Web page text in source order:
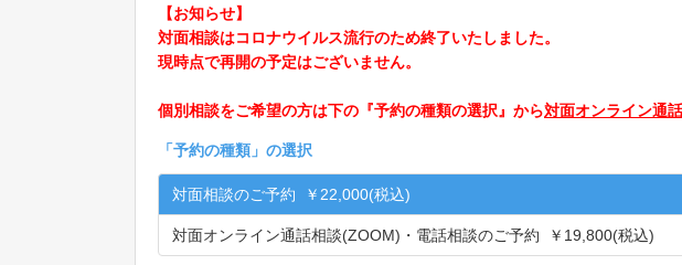
【お知らせ】
対面相談はコロナウイルス流行のため終了いたしました。
現時点で再開の予定はございません。
個別相談をご希望の方は下の『予約の種類の選択』から対面オンライン通
「予約の種類 」の選択
対面相談のご予約 ￥22,000(税込)
対面オンライン通話相談(ZOOM)・電話相談のご予約 ￥19,800(税込)